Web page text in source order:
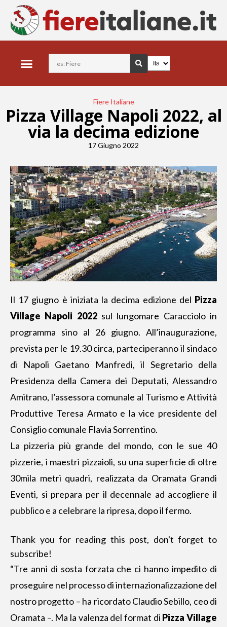
Fiere Italiane
Pizza Village Napoli 2022, al
via la decima edizione
17 Giugno 2022
Il 17 giugno è iniziata la decima edizione del Pizza
Village Napoli 2022sul lungomare Caracciolo in
programma sino al 26 giugno. All’inaugurazione,
prevista per le 19.30 circa, parteciperanno il sindaco
di Napoli Gaetano Manfredi, il Segretario della
Presidenza della Camera dei Deputati, Alessandro
Amitrano, l’assessora comunale al Turismo e Attività
Produttive Teresa Armato e la vice presidente del
Consiglio comunale Flavia Sorrentino.
La pizzeria più grande del mondo, con le sue 40
pizzerie, i maestri pizzaioli, su una superficie di oltre
30mila metri quadri, realizzata da Oramata Grandi
Eventi, si prepara per il decennale ad accogliere il
pubblico e a celebrare la ripresa, dopo il fermo.
Thank you for reading this post, don't forget to
subscribe!
“Tre anni di sosta forzata che ci hanno impedito di
proseguire nel processo di internazionalizzazione del
nostro progetto – ha ricordato Claudio Sebillo, ceo di
Oramata –. Ma la valenza del format di Pizza Village